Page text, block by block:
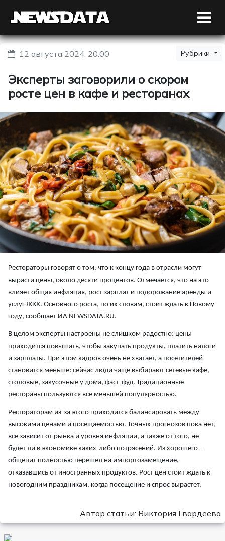
12 августа 2024, 20:00 Рубрики
Эксперты заговорили о скором
росте цен в кафе и ресторанах
Рестораторы говорят о том, что к концу года в отрасли могут
вырасти цены, около десяти процентов. Отмечается, что на это
влияет общая инфляция, рост зарплат и подорожание аренды и
услуг ЖКХ. Основного роста, по их словам, стоит ждать к Новому
году, сообщает ИА NEWSDATA.RU.
В целом эксперты настроены не слишком радостно: цены
приходится повышать, чтобы закупать продукты, платить налоги
и зарплаты. При этом кадров очень не хватает, а посетителей
становится меньше: сейчас люди чаще выбирают сетевые кафе,
столовые, закусочные у дома, фаст-фуд. Традиционные
рестораны пользуются все меньшей популярностью.
Рестораторам из-за этого приходится балансировать между
высокими ценами и посещаемостью. Точных прогнозов пока нет,
все зависит от рынка и уровня инфляции, а также от того, не
будет ли в экономике каких-либо потрясений. Из хорошего –
общепит полностью перешел на импортозамещение,
отказавшись от иностранных продуктов. Рост цен стоит ждать к
новогодним праздникам, когда посещение и спрос вырастет.
Автор статьи: Виктория Гвардеева